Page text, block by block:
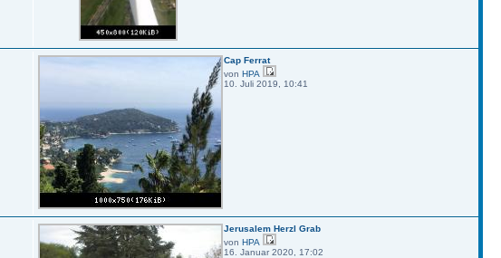
Cap Ferrat
von HPA
10. Juli 2019, 10:41
Jerusalem Herzl Grab
von HPA
16. Januar 2020, 17:02